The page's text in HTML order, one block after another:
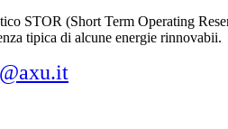
STOR (Short Term Operating
tipica di alcune energie rinnovabii.